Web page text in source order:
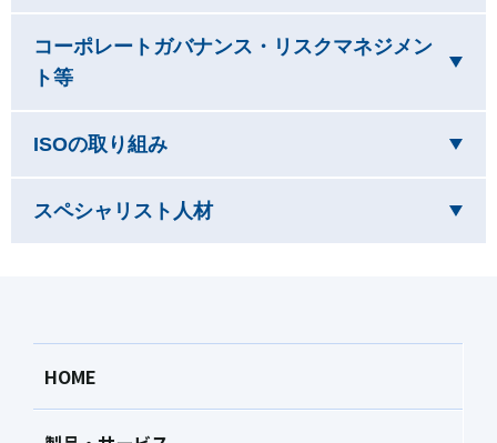
コーポレートガバナンス・リスクマネジメン
ト等を閉じています
ISOの取り組みを閉じています
スペシャリスト人材を閉じています
HOME